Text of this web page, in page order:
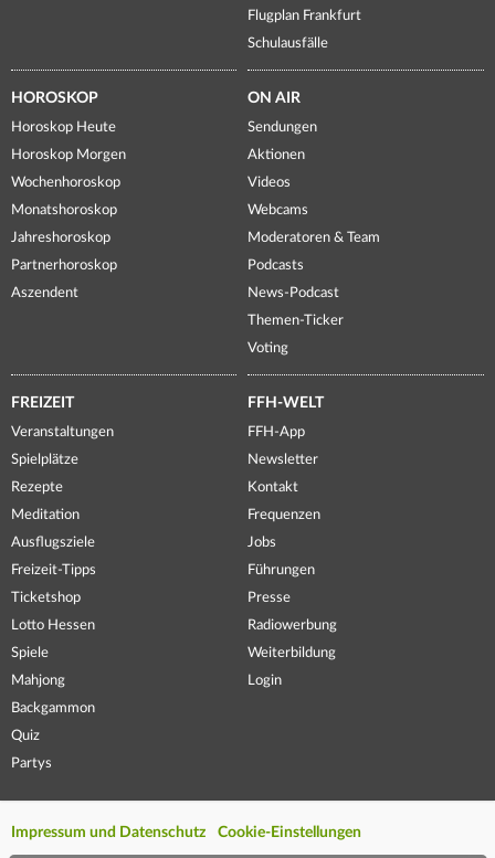
Flugplan Frankfurt
Schulausfälle
HOROSKOP
Horoskop Heute
Horoskop Morgen
Wochenhoroskop
Monatshoroskop
Jahreshoroskop
Partnerhoroskop
Aszendent
ON AIR
Sendungen
Aktionen
Videos
Webcams
Moderatoren & Team
Podcasts
News-Podcast
Themen-Ticker
Voting
FREIZEIT
Veranstaltungen
Spielplätze
Rezepte
Meditation
Ausflugsziele
Freizeit-Tipps
Ticketshop
Lotto Hessen
Spiele
Mahjong
Backgammon
Quiz
Partys
FFH-WELT
FFH-App
Newsletter
Kontakt
Frequenzen
Jobs
Führungen
Presse
Radiowerbung
Weiterbildung
Login
Impressum und Datenschutz Cookie-Einstellungen